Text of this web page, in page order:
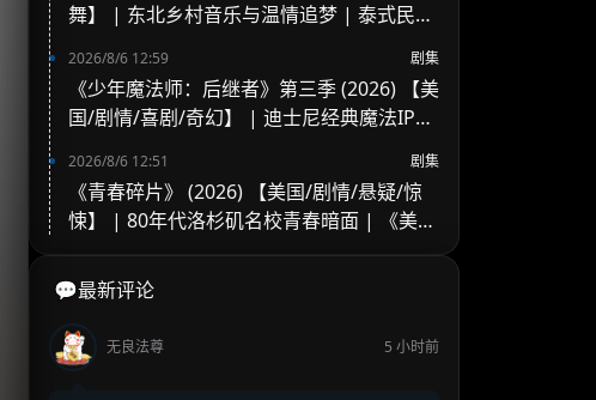
舞】 | 东北乡村音乐与温情追梦 | 泰式民谣
2026/8/6 12:59 剧集
《少年魔法师：后继者》第三季 (2026) 【美
国/剧情/喜剧/奇幻】 | 迪士尼经典魔法IP终
2026/8/6 12:51 剧集
《青春碎片》 (2026) 【美国/剧情/悬疑/惊
悚】 | 80年代洛杉矶名校青春暗面 | 《美国
💬最新评论
无良法尊 5 小时前